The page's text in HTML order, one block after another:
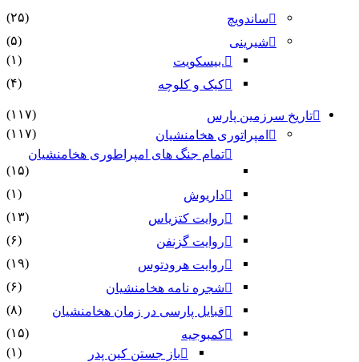
ساندویچ
(۲۵)
شیرینی
(۵)
.بیسکویت
(۱)
کیک و کلوچه
(۴)
تاریخ سرزمین پارس
(۱۱۷)
امپراتوری هخامنشیان
(۱۱۷)
تمام جنگ های امپراطوری هخامنشیان
(۱۵)
داریوش
(۱)
روایت کتزیاس
(۱۳)
روایت گزنفن
(۶)
روایت هرودتوس
(۱۹)
شجره نامه هخامنشیان
(۶)
قبایل پارسی در زمان هخامنشیان
(۸)
کمبوجیه
(۱۵)
باز جستن کین پدر
(۱)